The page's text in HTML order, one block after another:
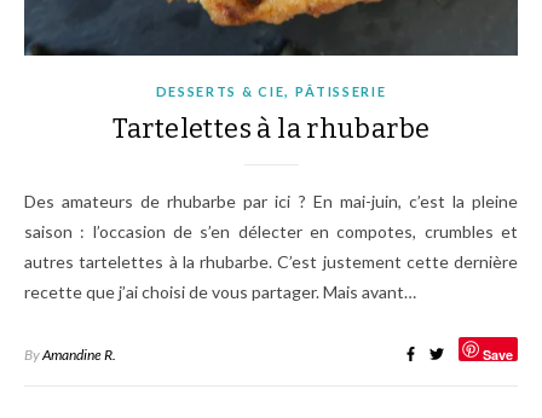
DESSERTS & CIE,PÂTISSERIE
Tartelettes à la rhubarbe
Des amateurs de rhubarbe par ici ? En mai-juin, c’est la pleine
saison : l’occasion de s’en délecter en compotes, crumbles et
autres tartelettes à la rhubarbe. C’est justement cette dernière
recette que j’ai choisi de vous partager. Mais avant…
ByAmandine R. Save